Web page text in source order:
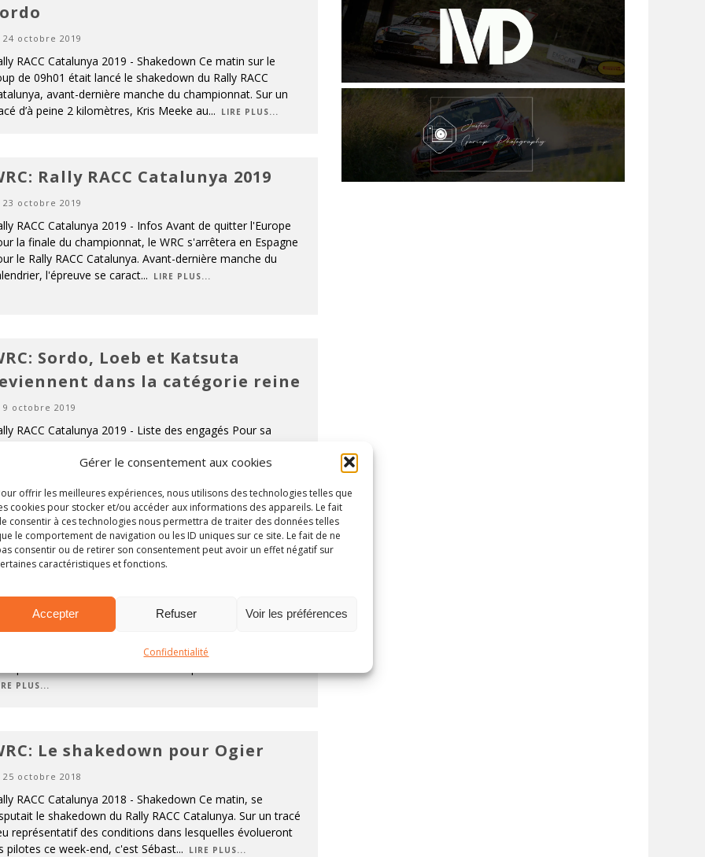
Gérer le consentement aux cookies
offrir les meilleures expériences, nous utilisons des technologies telles que
cookies pour stocker et/ou accéder aux informations des appareils. Le fait
consentir à ces technologies nous permettra de traiter des données telles
le comportement de navigation ou les ID uniques sur ce site. Le fait de ne
consentir ou de retirer son consentement peut avoir un effet négatif sur
caractéristiques et fonctions.
Accepter Refuser Voir les préférences
Confidentialité
24 octobre 2019
RACC Catalunya 2019 - Shakedown Ce matin sur le
de 09h01 était lancé le shakedown du Rally RACC
avant-dernière manche du championnat. Sur un
d’à peine 2 kilomètres, Kris Meeke au... LIRE PLUS...
Rally RACC Catalunya 2019
23 octobre 2019
RACC Catalunya 2019 - Infos Avant de quitter l'Europe
la finale du championnat, le WRC s'arrêtera en Espagne
le Rally RACC Catalunya. Avant-dernière manche du
l'épreuve se caract... LIRE PLUS...
Sordo, Loeb et Katsuta
dans la catégorie reine
9 octobre 2019
RACC Catalunya 2019 - Liste des engagés Pour sa
le Rally RACC Catalunya accueillera un joli plateau de
Loeb comme à la bonne veille
29 octobre 2018
RACC Catalunya 2018 - Résumé Comme lors de la
précédente, en Grande-Bretagne, Ott Tanak
bien parti pour imposer son rythme sur l'ensemble
PLUS...
Le shakedown pour Ogier
25 octobre 2018
RACC Catalunya 2018 - Shakedown Ce matin, se
le shakedown du Rally RACC Catalunya. Sur un tracé
représentatif des conditions dans lesquelles évolueront
pilotes ce week-end, c'est Sébast... LIRE PLUS...